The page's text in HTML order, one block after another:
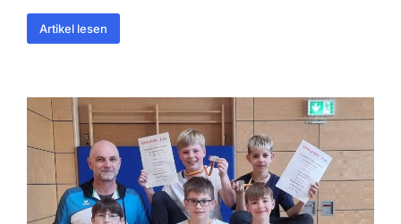
Artikel lesen